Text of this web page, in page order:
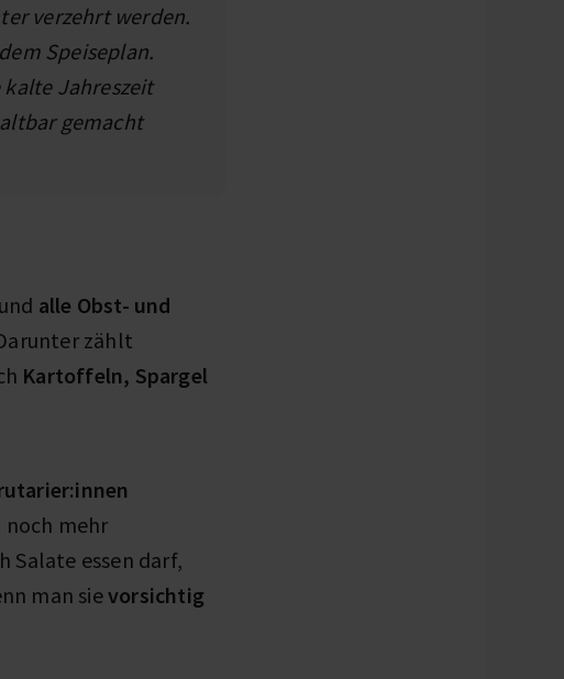
verzehrt werden.
Speiseplan.
Jahreszeit
gemacht
alle Obst- und
zählt
Kartoffeln, Spargel
noch mehr
Salate essen darf,
man sievorsichtig